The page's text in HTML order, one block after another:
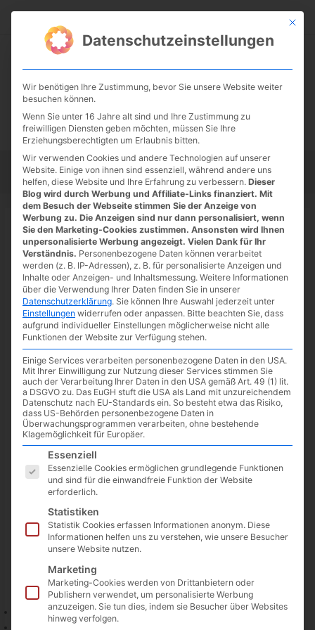
Startseite Tipps Tutorials Tests
Startseite»News
Frühjahrsputz bei Todoist – neues
Löschen per Wischgeste
09.04.2022/ VonDocBrown/1 Kommentar /1 minute of
reading
Frühjahrsputz bei Todoist
Auch wenn es die letzten Tage eher kühl war, stehen die
Zeiten bei Todoist auf Frühling – und das beschert uns wieder
einige Neuerungen auf sämtlichen Plattformen. Besonders
interessant ist dabei diesmal:
Löschen per Wischgeste
Aufgaben können in der Board-Ansicht nun direkt hinzugefügt
Mit
Datenschutzeinstellungen
Wir benötigen Ihre Zustimmung, bevor Sie unsere Website weiter
besuchen können.
Wenn Sie unter 16 Jahre alt sind und Ihre Zustimmung zu
freiwilligen Diensten geben möchten, müssen Sie Ihre
Erziehungsberechtigten um Erlaubnis bitten.
Wir verwenden Cookies und andere Technologien auf unserer
Website. Einige von ihnen sind essenziell, während andere uns
helfen, diese Website und Ihre Erfahrung zu verbessern. Dieser
Blog wird durch Werbung und Affiliate-Links finanziert. Mit
dem Besuch der Webseite stimmen Sie der Anzeige von
Werbung zu. Die Anzeigen sind nur dann personalisiert, wenn
Sie den Marketing-Cookies zustimmen. Ansonsten wird Ihnen
unpersonalisierte Werbung angezeigt. Vielen Dank für Ihr
Verständnis. Personenbezogene Daten können verarbeitet
werden (z. B. IP-Adressen), z. B. für personalisierte Anzeigen und
Inhalte oder Anzeigen- und Inhaltsmessung. Weitere Informationen
über die Verwendung Ihrer Daten finden Sie in unserer
Datenschutzerklärung. Sie können Ihre Auswahl jederzeit unter
Einstellungen widerrufen oder anpassen. Bitte beachten Sie, dass
aufgrund individueller Einstellungen möglicherweise nicht alle
Funktionen der Website zur Verfügung stehen.
Einige Services verarbeiten personenbezogene Daten in den USA.
Mit Ihrer Einwilligung zur Nutzung dieser Services stimmen Sie
auch der Verarbeitung Ihrer Daten in den USA gemäß Art. 49 (1) lit.
a DSGVO zu. Das EuGH stuft die USA als Land mit unzureichendem
Datenschutz nach EU-Standards ein. So besteht etwa das Risiko,
dass US-Behörden personenbezogene Daten in
Überwachungsprogrammen verarbeiten, ohne bestehende
Klagemöglichkeit für Europäer.
Es folgt eine Liste der Service-Gruppen, für die eine
Essenziell
Essenzielle Cookies ermöglichen grundlegende Funktionen
und sind für die einwandfreie Funktion der Website
erforderlich.
Statistiken
Statistik Cookies erfassen Informationen anonym. Diese
Informationen helfen uns zu verstehen, wie unsere Besucher
unsere Website nutzen.
Marketing
Marketing-Cookies werden von Drittanbietern oder
Publishern verwendet, um personalisierte Werbung
anzuzeigen. Sie tun dies, indem sie Besucher über Websites
hinweg verfolgen.